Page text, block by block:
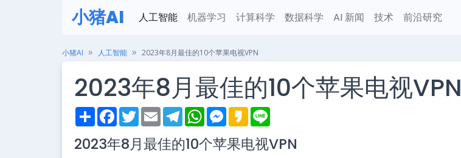
小猪AI 人工智能 机器学习 计算科学 数据科学 AI 新闻 技术 前沿研究
小猪AI 人工智能 2023年8月最佳的10个苹果电视VPN
2023年8月最佳的10个苹果电视VPN
S
h
r
e
F
a
e
b
T
w
t
t
E
m
i
l
T
e
e
g
W
h
t
s
M
e
s
e
K
a
a
o
e
2023年8月最佳的10个苹果电视VPN